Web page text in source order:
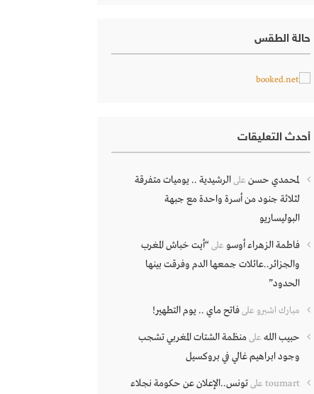
حالة الطقس
أحدث التعليقات
لمحمدي حسن علىالرشيدية .. يوميات متفرقة
لثلاثة جنود من أسرة واحدة مع جبهة
البوليساريو
فاطمة الزهراء أوسو على“أيت خباش المغرب
والجزائر..عائلات جمعها الدم وفرقت بينها
الحدود”
مبارك اشبرو علىفاتح ماي .. يوم التطهير!
حبيب الله علىمنظمة الشتات المغربي تشجب
وجود ابراهيم غالي في بروكسيل
toumart علىتونس..الإعلان عن حكومة نجلاء